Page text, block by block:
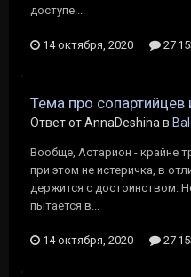
доступе...
14 октября, 2020 27
Тема про
Ответ от AnnaDeshina в
Вообще, Астарион - крайне
при этом не истеричка, в
держится с достоинством.
пытается в...
14 октября, 2020 27